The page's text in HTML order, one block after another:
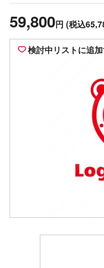
59,800円 (税込
検討中リストに追